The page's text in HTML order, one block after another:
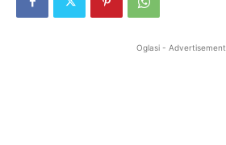
Oglasi - Advertisement